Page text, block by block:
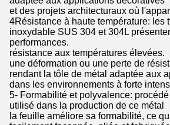
et des projets architecturaux où
4Résistance à haute température: les
inoxydable SUS 304 et 304L
performances.
résistance aux températures élevées.
une déformation ou une perte de
rendant la tôle de métal adaptée aux
dans les environnements à forte
5- Formabilité et polyvalence:
utilisé dans la production de ce métal
la feuille améliore sa formabilité, ce